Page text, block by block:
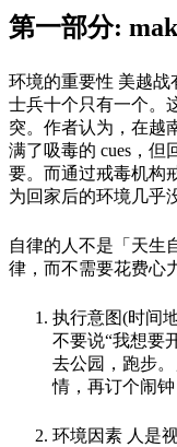
第一部分:
环境的重要性 美越战
士兵十个只有一个。
突。作者认为，在越
满了吸毒的 cues，
要。而通过戒毒机构
为回家后的环境几乎
自律的人不是「天生
律，而不需要花费心
执行意图(时间
不要说“我想要
去公园，跑步
情，再订个闹钟
环境因素 人是